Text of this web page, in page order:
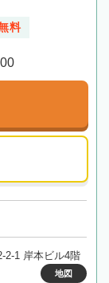
料
2-1 岸本ビル4階
地図